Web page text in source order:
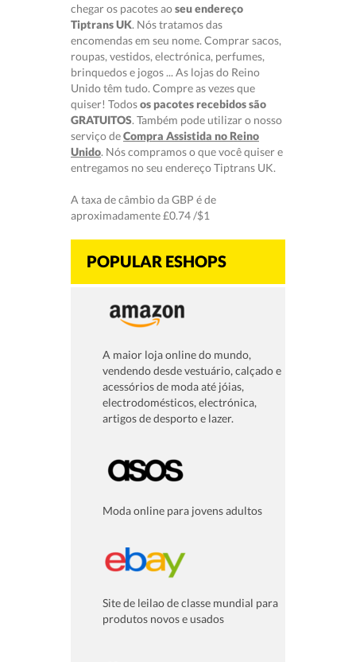
chegar os pacotes aoseu endereço
Tiptrans UK. Nós tratamos das
encomendas em seu nome. Comprar sacos,
roupas, vestidos, electrónica, perfumes,
brinquedos e jogos ... As lojas do Reino
Unido têm tudo. Compre as vezes que
quiser! Todosos pacotes recebidos são
GRATUITOS. Também pode utilizar o nosso
serviço deCompra Assistida no Reino
Unido. Nós compramos o que você quiser e
entregamos no seu endereço Tiptrans UK.
A taxa de câmbio da GBP é de
aproximadamente £0.74 /$1
POPULAR ESHOPS
A maior loja online do mundo,
vendendo desde vestuário, calçado e
acessórios de moda até jóias,
electrodomésticos, electrónica,
artigos de desporto e lazer.
Moda online para jovens adultos
Site de leilao de classe mundial para
produtos novos e usados